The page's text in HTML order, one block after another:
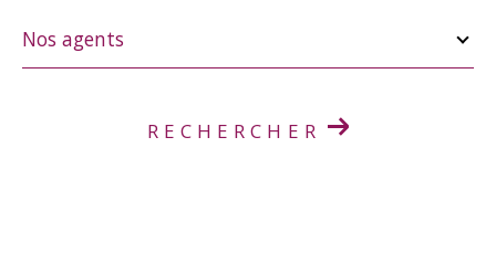
Nos agents
RECHERCHER